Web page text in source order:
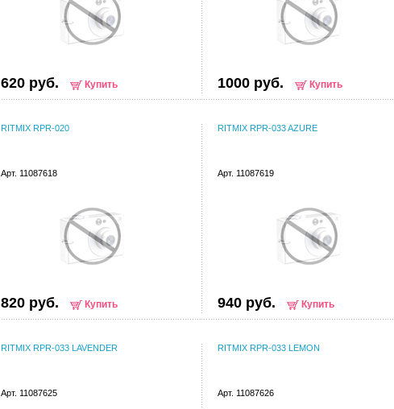
620 руб. Купить 1000 руб. Купить
RITMIX RPR-020
Арт. 11087618
820 руб. Купить
RITMIX RPR-033 AZURE
Арт. 11087619
940 руб. Купить
RITMIX RPR-033 LAVENDER
Арт. 11087625
RITMIX RPR-033 LEMON
Арт. 11087626